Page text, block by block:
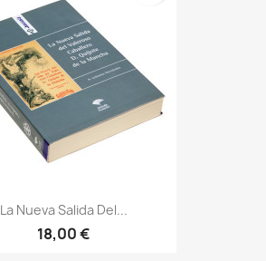
La Nueva Salida Del...
18,00 €